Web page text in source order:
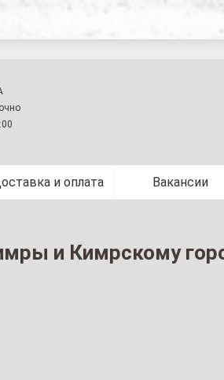
и Кимрскому городскому
и оплата Вакансии
и Кимрскому